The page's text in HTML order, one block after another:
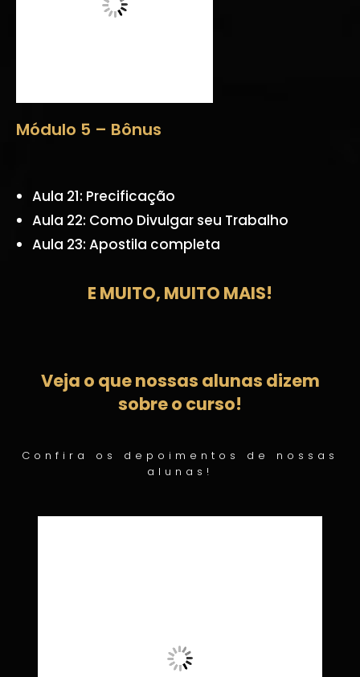
Módulo 5 – Bônus
Aula 21: Precificação
Aula 22: Como Divulgar seu Trabalho
Aula 23: Apostila completa
E MUITO, MUITO MAIS!
Veja o que nossas alunas dizem
sobre o curso!
Confira os depoimentos de nossas
alunas!